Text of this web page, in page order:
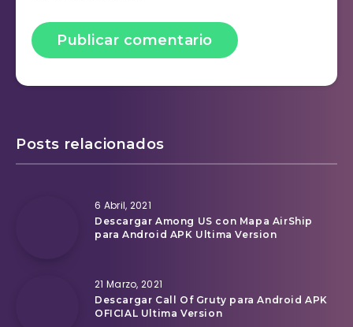
Posts relacionados
6 Abril, 2021
Descargar Among US con Mapa AirShip
para Android APK Ultima Version
21 Marzo, 2021
Descargar Call Of Gruty para Android APK
OFICIAL Ultima Version